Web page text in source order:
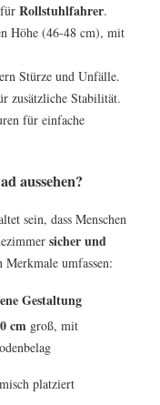
Rollstuhlfahrer.
Höhe (46-48 cm), mit
Stürze und Unfälle.
zusätzliche Stabilität.
für einfache
aussehen?
sein, dass Menschen
sicher und
umfassen:
Gestaltung
cm groß, mit
platziert